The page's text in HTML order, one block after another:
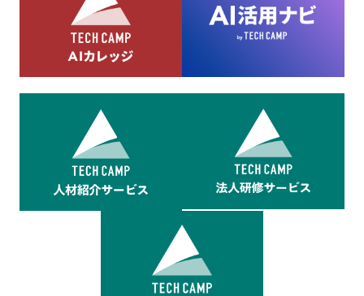
で、広告配信等の目的で利用いたします。